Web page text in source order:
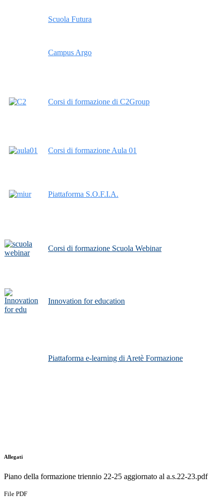
Scuola Futura
Campus Argo
Corsi di formazione di C2Group
Corsi di formazione Aula 01
Piattaforma S.O.F.I.A.
Corsi di formazione Scuola Webinar
Innovation for education
Piattaforma e-learning di Aretè Formazione
Allegati
Piano della formazione triennio 22-25 aggiornato al a.s.22-23.pdf
File PDF